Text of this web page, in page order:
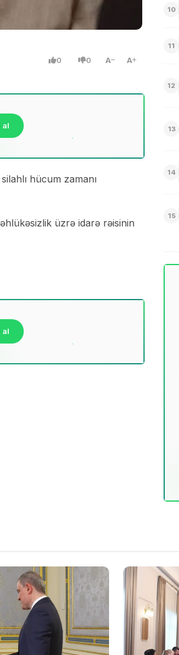
0 0 A A
al
hücum zamanı
üzrə idarə rəisinin
al
10
11
12
13
14
15